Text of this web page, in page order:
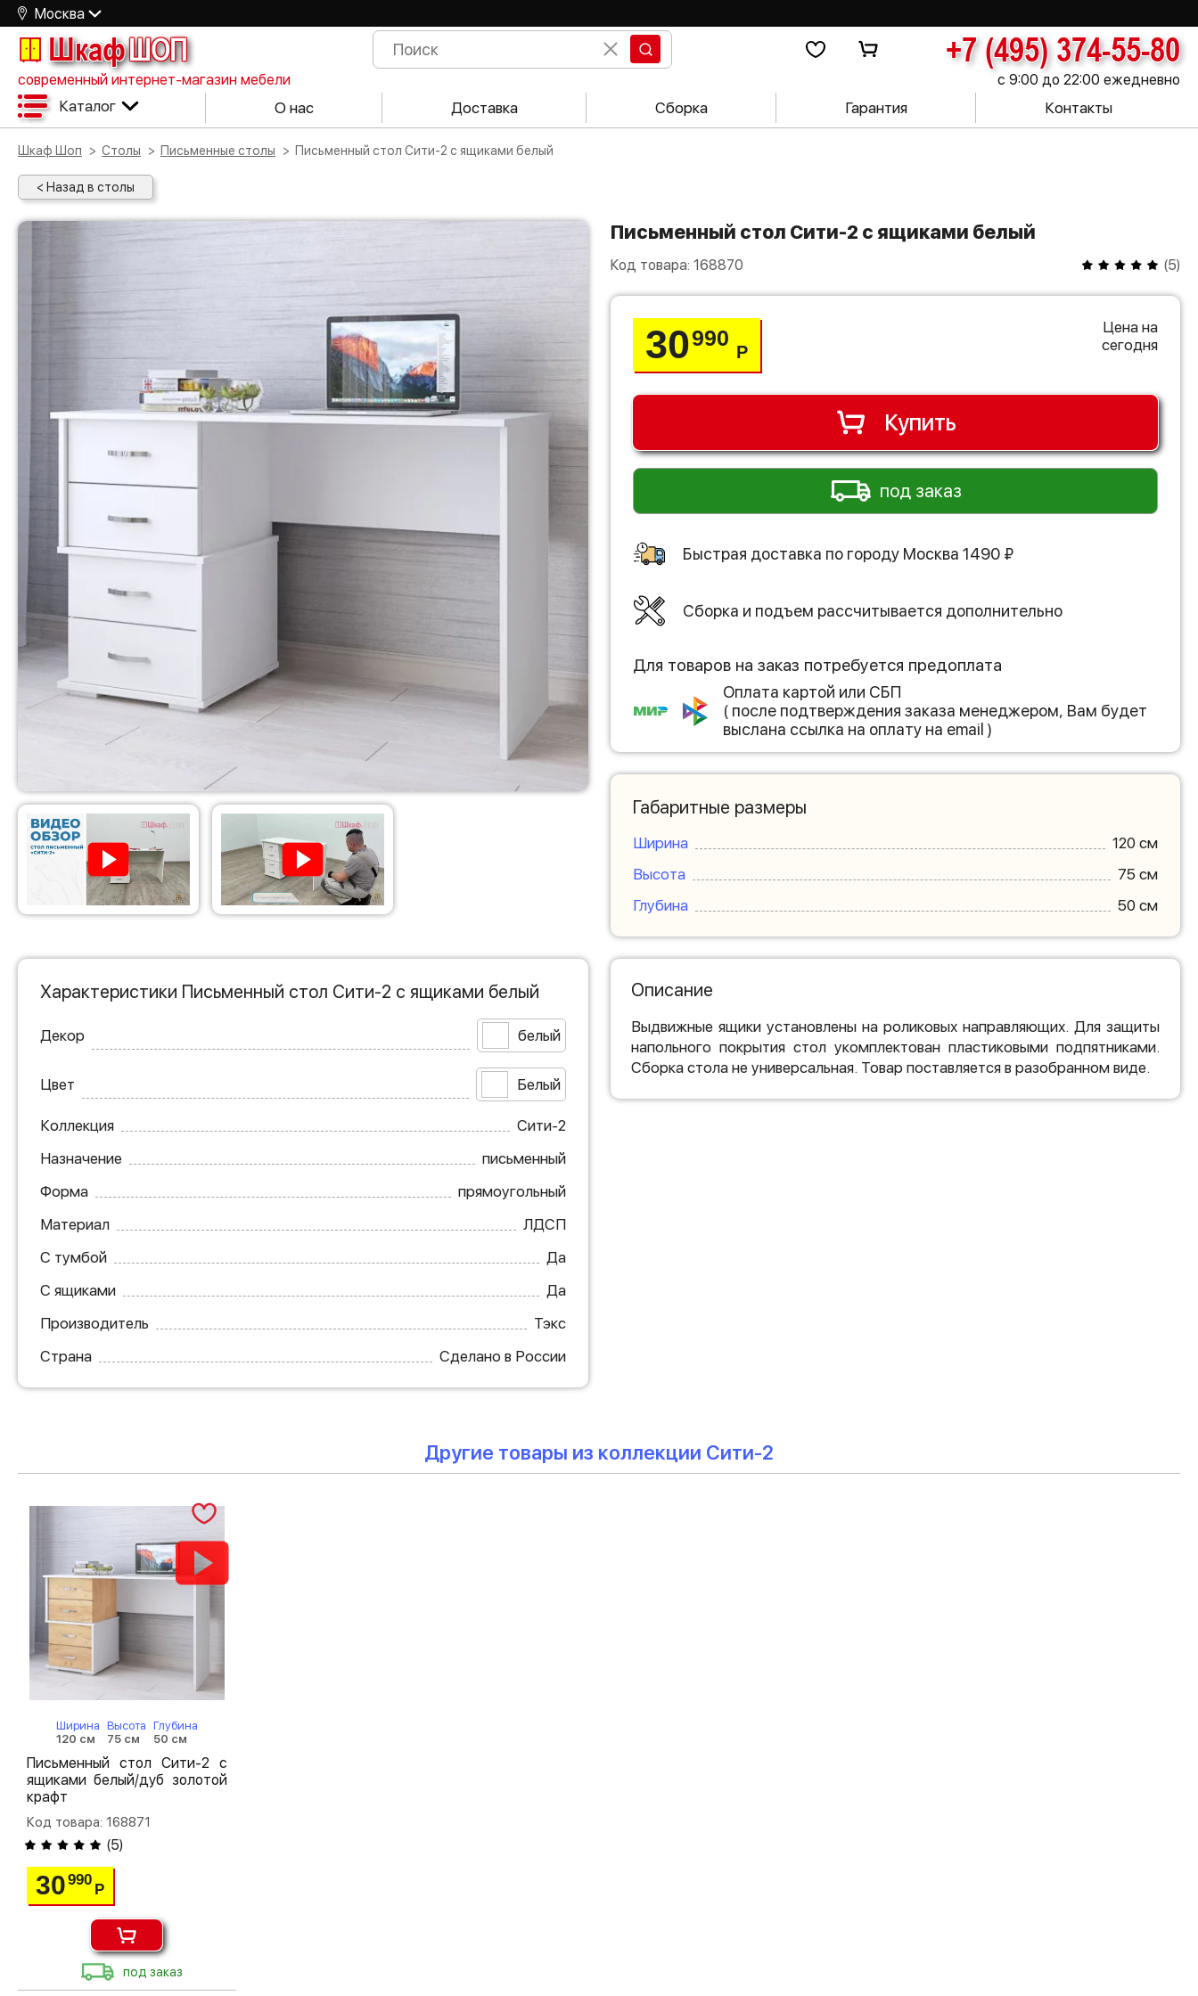
Москва
ШкафШОП +7 (495) 374-55-80
современный интернет-магазин мебели с 9:00 до 22:00 ежедневно
Каталог О нас Доставка Сборка Гарантия Контакты
Шкаф Шоп Столы Письменные столы Письменный стол Сити-2 с ящиками белый
< Назад в столы
Письменный стол Сити-2 с ящиками белый
Код товара: 168870 (5)
30990
Р
Цена на
сегодня
Купить
под заказ
Быстрая доставка по городу Москва 1490 ₽
Сборка и подъем рассчитывается дополнительно
Для товаров на заказ потребуется предоплата
Оплата картой или СБП
( после подтверждения заказа менеджером, Вам будет
выслана ссылка на оплату на email )
Габаритные размеры
Ширина
120 см
Высота
75 см
Глубина
50 см
Характеристики Письменный стол Сити-2 с ящиками белый
Декор белый
Цвет Белый
Коллекция
Сити-2
Назначение
письменный
Форма
прямоугольный
Материал
ЛДСП
С тумбой
Да
С ящиками
Да
Производитель
Тэкс
Страна
Сделано в России
Описание
Выдвижные ящики установлены на роликовых направляющих. Для защиты
напольного покрытия стол укомплектован пластиковыми подпятниками.
Сборка стола не универсальная. Товар поставляется в разобранном виде.
Другие товары из коллекции Сити-2
Ширина
120 см
Высота
75 см
Глубина
50 см
Письменный стол Сити-2 с
ящиками белый/дуб золотой
крафт
Код товара: 168871
(5)
30990
Р
под заказ